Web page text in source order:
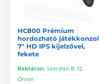
HC800 Prémium
hordozható játékkonzol
7" HD IPS kijelzővel,
fekete
Raktáron, szerdán 8. 12.
Önnél